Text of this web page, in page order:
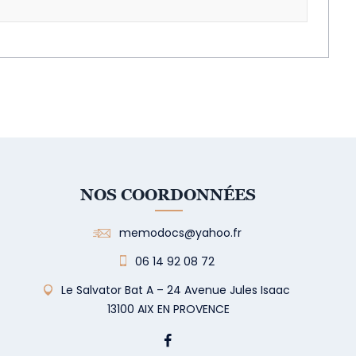
NOS COORDONNÉES
memodocs@yahoo.fr
06 14 92 08 72
Le Salvator Bat A – 24 Avenue Jules Isaac
13100 AIX EN PROVENCE